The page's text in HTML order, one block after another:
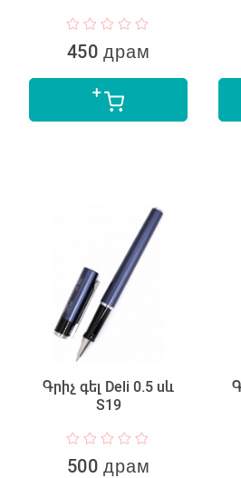
450 драм
Գրիչ գել Deli 0.5 սև
S19
500 драм